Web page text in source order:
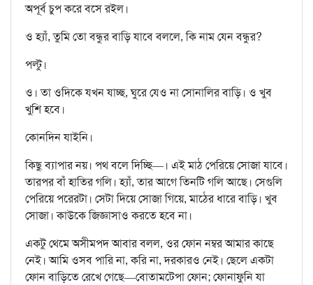
অপূর্ব চুপ করে বসে রইল।
ও হ্যাঁ, তুমি তো বন্ধুর বাড়ি যাবে বললে, কি নাম যেন বন্ধুর?
পল্টু।
ও। তা ওদিকে যখন যাচ্ছ, ঘুরে যেও না সোনালির বাড়ি। ও খুব
খুশি হবে।
কোনদিন যাইনি।
কিছু ব্যাপার নয়। পথ বলে দিচ্ছি—। এই মাঠ পেরিয়ে সোজা যাবে।
তারপর বাঁ হাতির গলি। হ্যাঁ, তার আগে তিনটি গলি আছে। সেগুলি
পেরিয়ে পরেরটা। সেটা দিয়ে সোজা গিয়ে, মাঠের ধারে বাড়ি। খুব
সোজা। কাউকে জিজ্ঞাসাও করতে হবে না।
একটু থেমে অসীমপদ আবার বলল, ওর ফোন নম্বর আমার কাছে
নেই। আমি ওসব পারি না, করি না, দরকারও নেই। ছেলে একটা
ফোন বাড়িতে রেখে গেছে—বোতামটেপা ফোন; ফোনাফুনি যা